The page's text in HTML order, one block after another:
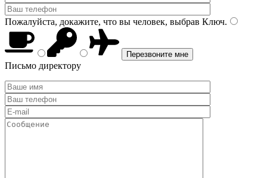
Пожалуйста, докажите, что вы человек, выбрав Ключ.
Письмо директору